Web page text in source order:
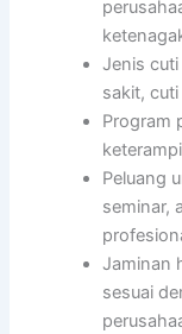
Jenis
sakit,
Program
Peluang
seminar,
Jaminan
sesuai